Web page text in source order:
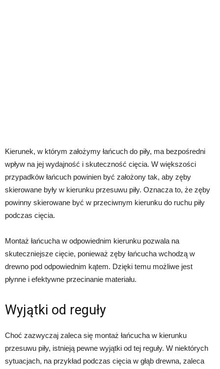
Kierunek, w którym założymy łańcuch do piły, ma bezpośredni
wpływ na jej wydajność i skuteczność cięcia. W większości
przypadków łańcuch powinien być założony tak, aby zęby
skierowane były w kierunku przesuwu piły. Oznacza to, że zęby
powinny skierowane być w przeciwnym kierunku do ruchu piły
podczas cięcia.
Montaż łańcucha w odpowiednim kierunku pozwala na
skuteczniejsze cięcie, ponieważ zęby łańcucha wchodzą w
drewno pod odpowiednim kątem. Dzięki temu możliwe jest
płynne i efektywne przecinanie materiału.
Wyjątki od reguły
Choć zazwyczaj zaleca się montaż łańcucha w kierunku
przesuwu piły, istnieją pewne wyjątki od tej reguły. W niektórych
sytuacjach, na przykład podczas cięcia w głąb drewna, zaleca